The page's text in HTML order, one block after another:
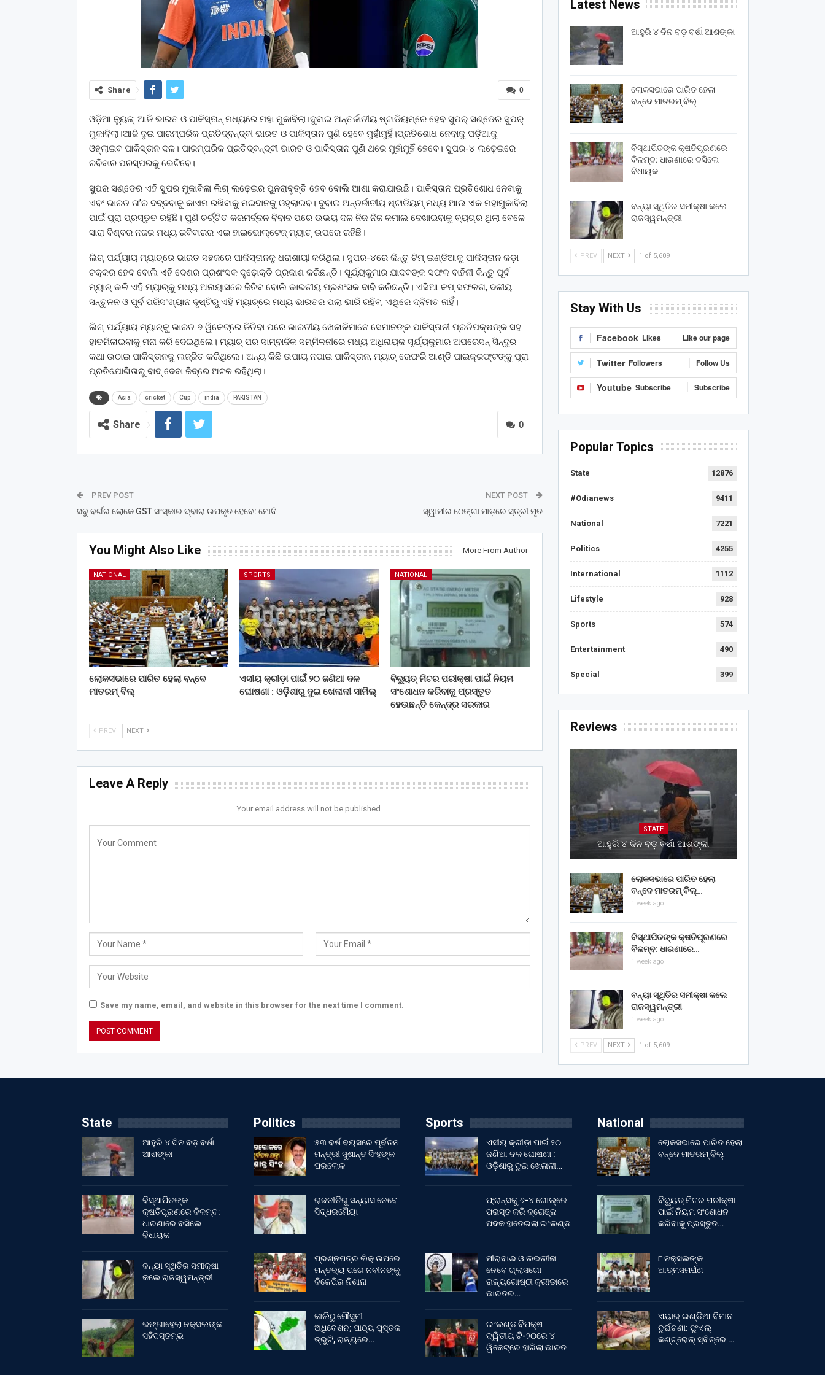
0
Share
ଓଡ଼ିଆ ନ୍ୟୁଜ୍: ଆଜି ଭାରତ ଓ ପାକିସ୍ତାନ୍ ମଧ୍ୟରେ ମହା ମୁକାବିଲା।ଦୁବାଇ ଅନ୍ତର୍ଜାତୀୟ ଷ୍ଟାଡିୟମ୍‌ରେ ହେବ ସୁପର୍ ସଣ୍ଡେର ସୁପର୍
ମୁକାବିଲା।ଆଜି ଦୁଇ ପାରମ୍ପରିକ ପ୍ରତିଦ୍ବନ୍ଦ୍ବୀ ଭାରତ ଓ ପାକିସ୍ତାନ ପୁଣି ହେବେ ମୁହାଁମୁହିଁ।ପ୍ରତିଶୋଧ ନେବାକୁ ପଡ଼ିଆକୁ
ଓହ୍ଲାଇବ ପାକିସ୍ତାନ ଦଳ। ପାରମ୍ପରିକ ପ୍ରତିଦ୍ବନ୍ଦ୍ବୀ ଭାରତ ଓ ପାକିସ୍ତାନ ପୁଣି ଥରେ ମୁହାଁମୁହିଁ ହେବେ। ସୁପର-୪ ଲଢ଼େଇରେ
ରବିବାର ପରସ୍ପରକୁ ଭେଟିବେ।
ସୁପର ସଣ୍ଡେର ଏହି ସୁପର ମୁକାବିଲା ଲିଗ୍ ଲଢ଼େଇର ପୁନରାବୃତ୍ତି ହେବ ବୋଲି ଆଶା କରାଯାଉଛି। ପାକିସ୍ତାନ ପ୍ରତିଶୋଧ ନେବାକୁ
ଏବଂ ଭାରତ ତା’ର ଦବ୍‌ଦବାକୁ କାଏମ ରଖିବାକୁ ମଇଦାନକୁ ଓହ୍ଲାଇବ। ଦୁବାଇ ଅନ୍ତର୍ଜାତୀୟ ଷ୍ଟାଡିୟମ୍ ମଧ୍ୟ ଆଉ ଏକ ମହାମୁକାବିଲା
ପାଇଁ ପୂରା ପ୍ରସ୍ତୁତ ରହିଛି। ପୁଣି ଚର୍ଚ୍ଚିତ କରମର୍ଦ୍ଦନ ବିବାଦ ପରେ ଉଭୟ ଦଳ ନିଜ ନିଜ କମାଲ ଦେଖାଇବାକୁ ବ୍ୟଗ୍ର ଥିଲା ବେଳେ
ସାରା ବିଶ୍ବର ନଜର ମଧ୍ୟ ରବିବାରର ଏଇ ହାଇଭୋଲ୍‌ଟେଜ୍ ମ୍ୟାଚ୍‌ ଉପରେ ରହିଛି।
ଲିଗ୍ ପର୍ଯ୍ୟାୟ ମ୍ୟାଚ୍‌ରେ ଭାରତ ସହଜରେ ପାକିସ୍ତାନକୁ ଧରାଶାୟୀ କରିଥିଲା। ସୁପର-୪ରେ କିନ୍ତୁ ଟିମ୍ ଇଣ୍ଡିଆକୁ ପାକିସ୍ତାନ କଡ଼ା
ଟକ୍କର ହେବ ବୋଲି ଏହି ଦେଶର ପ୍ରଶଂସକ ଦୃଢ଼ୋକ୍ତି ପ୍ରକାଶ କରିଛନ୍ତି। ସୂର୍ଯ୍ୟକୁମାର ଯାଦବଙ୍କ ସଫଳ ବାହିନୀ କିନ୍ତୁ ପୂର୍ବ
ମ୍ୟାଚ୍‌ ଭଳି ଏହି ମ୍ୟାଚ୍‌କୁ ମଧ୍ୟ ଅନାୟାସରେ ଜିତିବ ବୋଲି ଭାରତୀୟ ପ୍ରଶଂସକ ଦାବି କରିଛନ୍ତି। ଏସିଆ କପ୍ ସଫଳତା, ଦଳୀୟ
ସନ୍ତୁଳନ ଓ ପୂର୍ବ ପରିସଂଖ୍ୟାନ ଦୃଷ୍ଟିରୁ ଏହି ମ୍ୟାଚ୍‌ରେ ମଧ୍ୟ ଭାରତର ପଲା ଭାରି ରହିବ, ଏଥିରେ ଦ୍ବିମତ ନାହିଁ।
ଲିଗ୍ ପର୍ଯ୍ୟାୟ ମ୍ୟାଚ୍‌କୁ ଭାରତ ୭ ୱିକେଟ୍‌ରେ ଜିତିବା ପରେ ଭାରତୀୟ ଖେଳାଳିମାନେ ସେମାନଙ୍କ ପାକିସ୍ତାନୀ ପ୍ରତିପକ୍ଷଙ୍କ ସହ
ହାତମିଳାଇବାକୁ ମନା କରି ଦେଇଥିଲେ। ମ୍ୟାଚ୍ ପର ସାମ୍ବାଦିକ ସମ୍ମିଳନୀରେ ମଧ୍ୟ ଅଧିନାୟକ ସୂର୍ଯ୍ୟକୁମାର ଅପରେସନ୍ ସିନ୍ଦୁର
କଥା ଉଠାଇ ପାକିସ୍ତାନକୁ ଲଜ୍ଜିତ କରିଥିଲେ। ଅନ୍ୟ କିଛି ଉପାୟ ନପାଇ ପାକିସ୍ତାନ, ମ୍ୟାଚ୍ ରେଫରି ଆଣ୍ଡି ପାଇକ୍ରଫ୍ଟଙ୍କୁ ପୂରା
ପ୍ରତିଯୋଗିତାରୁ ବାଦ୍ ଦେବା ଜିଦ୍‌ରେ ଅଟଳ ରହିଥିଲା।
Asia cricket Cup india PAKISTAN
0
Share
PREV POST
ସବୁ ବର୍ଗର ଲୋକେ GST ସଂସ୍କାର ଦ୍ବାରା ଉପକୃତ ହେବେ: ମୋଦି
NEXT POST
ସ୍ୱାମୀର ଠେଙ୍ଗା ମାଡ଼ରେ ସ୍ତ୍ରୀ ମୃତ
You Might Also Like More From Author
NATIONAL
ଲୋକସଭାରେ ପାରିତ ହେଲା ବନ୍ଦେ
ମାତରମ୍‌ ବିଲ୍‌
SPORTS
ଏସୀୟ କ୍ରୀଡ଼ା ପାଇଁ ୨୦ ଜଣିଆ ଦଳ
ଘୋଷଣା : ଓଡ଼ିଶାରୁ ଦୁଇ ଖେଳାଳୀ ସାମିଲ୍
NATIONAL
ବିଦ୍ୟୁତ୍ ମିଟର ପରୀକ୍ଷା ପାଇଁ ନିୟମ
ସଂଶୋଧନ କରିବାକୁ ପ୍ରସ୍ତୁତ
ହେଉଛନ୍ତି କେନ୍ଦ୍ର ସରକାର
PREV NEXT
Leave A Reply
Your email address will not be published.
Save my name, email, and website in this browser for the next time I comment.
Latest News
ଆହୁରି ୪ ଦିନ ବଡ଼ ବର୍ଷା ଆଶଙ୍କା
ଲୋକସଭାରେ ପାରିତ ହେଲା
ବନ୍ଦେ ମାତରମ୍‌ ବିଲ୍‌
ବିସ୍ଥାପିତଙ୍କ କ୍ଷତିପୂରଣରେ
ବିଳମ୍ବ: ଧାରଣାରେ ବସିଲେ
ବିଧାୟକ
ବନ୍ୟା ସ୍ଥିତିର ସମୀକ୍ଷା କଲେ
ରାଜସ୍ୱମନ୍ତ୍ରୀ
PREV NEXT 1 of 5,609
Stay With Us
Facebook Likes Like our page
Twitter Followers Follow Us
Youtube Subscribe Subscribe
Popular Topics
State 12876
#Odianews 9411
National 7221
Politics 4255
International 1112
Lifestyle 928
Sports 574
Entertainment 490
Special 399
Reviews
STATE
ଆହୁରି ୪ ଦିନ ବଡ଼ ବର୍ଷା ଆଶଙ୍କା
ଲୋକସଭାରେ ପାରିତ ହେଲା
ବନ୍ଦେ ମାତରମ୍‌ ବିଲ୍‌…
1 week ago
ବିସ୍ଥାପିତଙ୍କ କ୍ଷତିପୂରଣରେ
ବିଳମ୍ବ: ଧାରଣାରେ…
1 week ago
ବନ୍ୟା ସ୍ଥିତିର ସମୀକ୍ଷା କଲେ
ରାଜସ୍ୱମନ୍ତ୍ରୀ
1 week ago
PREV NEXT 1 of 5,609
State
ଆହୁରି ୪ ଦିନ ବଡ଼ ବର୍ଷା
ଆଶଙ୍କା
ବିସ୍ଥାପିତଙ୍କ
କ୍ଷତିପୂରଣରେ ବିଳମ୍ବ:
ଧାରଣାରେ ବସିଲେ
ବିଧାୟକ
ବନ୍ୟା ସ୍ଥିତିର ସମୀକ୍ଷା
କଲେ ରାଜସ୍ୱମନ୍ତ୍ରୀ
ଭଙ୍ଗାହେଲା ନକ୍ସଲଙ୍କ
ସହିଦସ୍ତମ୍ଭ
Politics
୫୩ ବର୍ଷ ବୟସରେ ପୂର୍ବତନ
ମନ୍ତ୍ରୀ ସୁଶାନ୍ତ ସିଂହଙ୍କ
ପରଲୋକ
ରାଜନୀତିରୁ ସନ୍ୟାସ ନେବେ
ସିଦ୍ଧରମୈୟା
ପ୍ରଶ୍ନପତ୍ର ଲିକ୍ ଉପରେ
ମନ୍ତବ୍ୟ ପରେ ନବୀନଙ୍କୁ
ବିଜେପିର ନିଶାନା
କାଲିଠୁ ମୌସୁମୀ
ଅଧିବେଶନ; ପାଠ୍ୟ ପୁସ୍ତକ
ତ୍ରୁଟି, ରାଜ୍ୟରେ…
Sports
ଏସୀୟ କ୍ରୀଡ଼ା ପାଇଁ ୨୦
ଜଣିଆ ଦଳ ଘୋଷଣା :
ଓଡ଼ିଶାରୁ ଦୁଇ ଖେଳାଳୀ…
ଫ୍ରାନ୍ସକୁ ୬-୪ ଗୋଲ୍‌ରେ
ପରାସ୍ତ କରି ବ୍ରୋଞ୍ଜ
ପଦକ ହାତେଇଲା ଇଂଲଣ୍ଡ
ମୀରାବାଈ ଓ ଲଭଲୀନା
ନେବେ ଗ୍ଲାସଗୋ
ରାଜ୍ୟଗୋଷ୍ଠୀ କ୍ରୀଡାରେ
ଭାରତର…
ଇଂଲଣ୍ଡ ବିପକ୍ଷ
ଦ୍ୱିତୀୟ ଟି-୨୦ରେ ୪
ୱିକେଟ୍‌ରେ ହାରିଲା ଭାରତ
National
ଲୋକସଭାରେ ପାରିତ ହେଲା
ବନ୍ଦେ ମାତରମ୍‌ ବିଲ୍‌
ବିଦ୍ୟୁତ୍ ମିଟର ପରୀକ୍ଷା
ପାଇଁ ନିୟମ ସଂଶୋଧନ
କରିବାକୁ ପ୍ରସ୍ତୁତ…
୮ ନକ୍ସଲଙ୍କ
ଆତ୍ମସମର୍ପଣ
ଏୟାର୍ ଇଣ୍ଡିଆ ବିମାନ
ଦୁର୍ଘଟଣା: ଫୁଏଲ୍‌
କଣ୍ଟ୍ରୋଲ୍‌ ସ୍ବିଚ୍‌ରେ …